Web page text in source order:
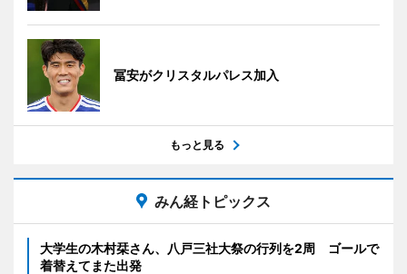
冨安がクリスタルパレス加入
もっと見る
みん経トピックス
大学生の木村栞さん、八戸三社大祭の行列を2周 ゴールで
着替えてまた出発